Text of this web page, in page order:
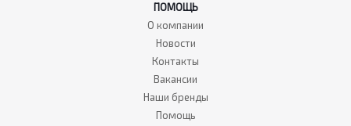
ПОМОЩЬ
О компании
Новости
Контакты
Вакансии
Наши бренды
Помощь